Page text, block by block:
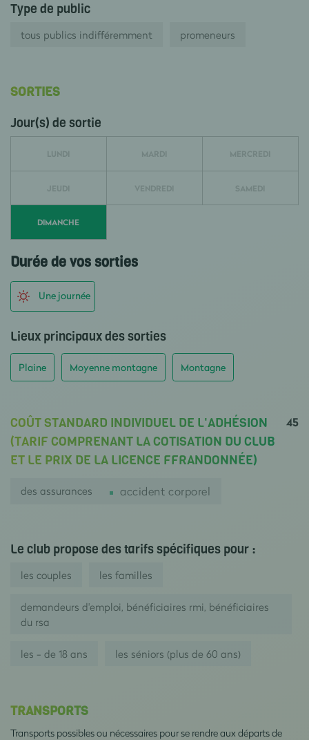
Type de public
tous publics indifféremment promeneurs
SORTIES
Jour(s) de sortie
LUNDI MARDI MERCREDI
JEUDI VENDREDI SAMEDI
DIMANCHE
Durée de vos sorties
Une journée
Lieux principaux des sorties
Plaine Moyenne montagne Montagne
COÛT STANDARD INDIVIDUEL DE L'ADHÉSION
(TARIF COMPRENANT LA COTISATION DU CLUB
ET LE PRIX DE LA LICENCE FFRANDONNÉE)
45
des assurances accident corporel
Le club propose des tarifs spécifiques pour :
les couples les familles
demandeurs d'emploi, bénéficiaires rmi, bénéficiaires
du rsa
les - de 18 ans les séniors (plus de 60 ans)
TRANSPORTS
Transports possibles ou nécessaires pour se rendre aux départs de